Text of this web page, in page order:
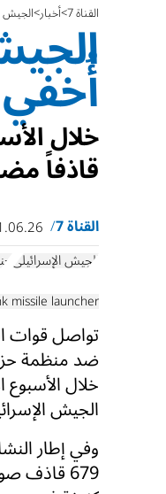
القناة 7 أخبار الجيش
قاذفاً
القناة 7
10:49
الجيش الإسرائيلي
missile launcher
ضد منظمة حزب
الجيش
وفي إطار
679